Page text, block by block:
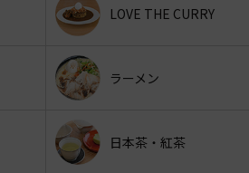
LOVE THE CURRY
ラーメン
日本茶・紅茶